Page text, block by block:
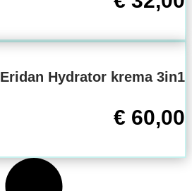
Eridan Hydrator krema 3in1
€ 60,00